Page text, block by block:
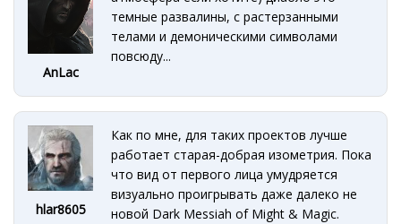
AnLac
темные развалины, с растерзанными
телами и демоническими символами
повсюду...
hlar8605
Как по мне, для таких проектов лучше
работает старая-добрая изометрия. Пока
что вид от первого лица умудряется
визуально проигрывать даже далеко не
новой Dark Messiah of Might & Magic.